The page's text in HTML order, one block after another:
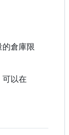
倉庫限
以在